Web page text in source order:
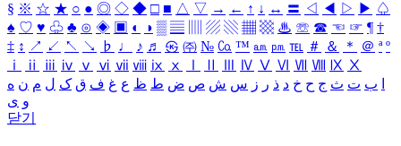
§ ※ ☆ ★ ○ ● ◎ ◇ ◆ □ ■ △ ▽ → ← ↑ ↓ ↔ 〓 ◁ ◀ ▷ ▶ ♤
♠ ♡ ♥ ♧ ♣ ⊙ ◈ ▣ ◐ ◑ ▒ ▤ ▨ ▧ ▦ ▩ ♨ ☏ ☎ ☜ ☞ ¶ †
‡ ↕ ↗ ↙ ↖ ↘ ♭ ♩ ♪ ♬ ㉿ ㈜ № ㏇ ™ ㏂ ㏘ ℡ ＃ ＆ ＊ ＠ ª º
ⅰ
ⅱ ⅲ ⅳ ⅴ ⅵ ⅶ ⅷ ⅸ ⅹ Ⅳ Ⅴ Ⅵ Ⅶ Ⅷ Ⅸ Ⅹ
ب ت ث ج ح خ د ذ ر ز س ش ص ض ط ظ ع غ ف ق ک ل م ن ه
و ی
닫기